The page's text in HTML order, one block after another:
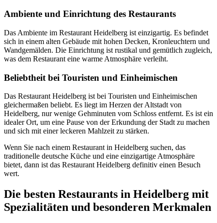
Ambiente und Einrichtung des Restaurants
Das Ambiente im Restaurant Heidelberg ist einzigartig. Es befindet
sich in einem alten Gebäude mit hohen Decken, Kronleuchtern und
Wandgemälden. Die Einrichtung ist rustikal und gemütlich zugleich,
was dem Restaurant eine warme Atmosphäre verleiht.
Beliebtheit bei Touristen und Einheimischen
Das Restaurant Heidelberg ist bei Touristen und Einheimischen
gleichermaßen beliebt. Es liegt im Herzen der Altstadt von
Heidelberg, nur wenige Gehminuten vom Schloss entfernt. Es ist ein
idealer Ort, um eine Pause von der Erkundung der Stadt zu machen
und sich mit einer leckeren Mahlzeit zu stärken.
Wenn Sie nach einem Restaurant in Heidelberg suchen, das
traditionelle deutsche Küche und eine einzigartige Atmosphäre
bietet, dann ist das Restaurant Heidelberg definitiv einen Besuch
wert.
Die besten Restaurants in Heidelberg mit
Spezialitäten und besonderen Merkmalen